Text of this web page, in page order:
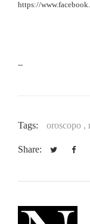
https://
--
Tags: oroscopo ,
Share: